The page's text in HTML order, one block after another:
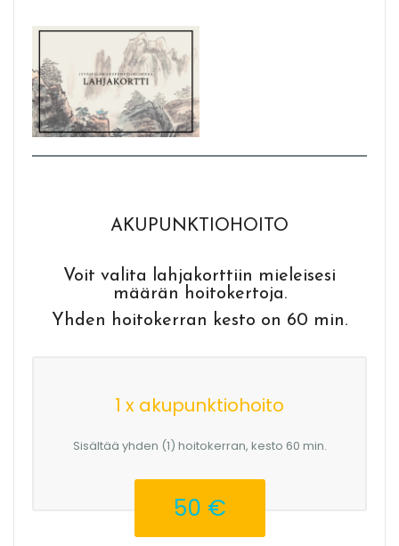
AKUPUNKTIOHOITO
Voit valita lahjakorttiin mieleisesi
määrän hoitokertoja.
Yhden hoitokerran kesto on 60 min.
1 x akupunktiohoito
Sisältää yhden (1) hoitokerran, kesto 60 min.
50 €